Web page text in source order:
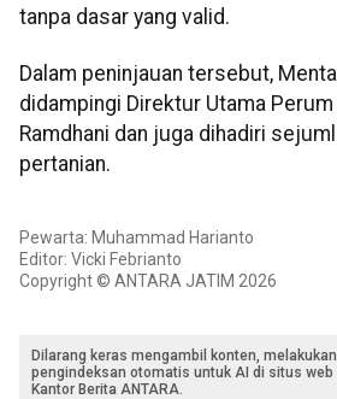
tanpa dasar yang valid.
Dalam peninjauan tersebut,
didampingi Direktur Utama Perum
Ramdhani dan juga dihadiri
pertanian.
Pewarta: Muhammad Harianto
Editor: Vicki Febrianto
Copyright © ANTARA JATIM 2026
Dilarang keras mengambil konten,
pengindeksan otomatis untuk AI di situs
Kantor Berita ANTARA.